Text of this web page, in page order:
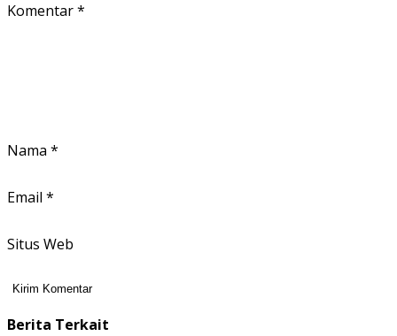
Komentar*
Nama *
Email *
Situs Web
Berita Terkait